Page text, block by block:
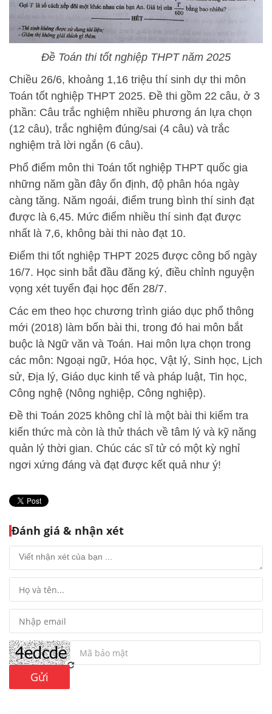
Đề Toán thi tốt nghiệp THPT năm 2025
Chiều 26/6, khoảng 1,16 triệu thí sinh dự thi môn
Toán tốt nghiệp THPT 2025. Đề thi gồm 22 câu, ở 3
phần: Câu trắc nghiệm nhiều phương án lựa chọn
(12 câu), trắc nghiệm đúng/sai (4 câu) và trắc
nghiệm trả lời ngắn (6 câu).
Phổ điểm môn thi Toán tốt nghiệp THPT quốc gia
những năm gần đây ổn định, độ phân hóa ngày
càng tăng. Năm ngoái, điểm trung bình thí sinh đạt
được là 6,45. Mức điểm nhiều thí sinh đạt được
nhất là 7,6, không bài thi nào đạt 10.
Điểm thi tốt nghiệp THPT 2025 được công bố ngày
16/7. Học sinh bắt đầu đăng ký, điều chỉnh nguyện
vọng xét tuyển đại học đến 28/7.
Các em theo học chương trình giáo dục phổ thông
mới (2018) làm bốn bài thi, trong đó hai môn bắt
buộc là Ngữ văn và Toán. Hai môn lựa chọn trong
các môn: Ngoại ngữ, Hóa học, Vật lý, Sinh học, Lịch
sử, Địa lý, Giáo dục kinh tế và pháp luật, Tin học,
Công nghệ (Nông nghiệp, Công nghiệp).
Đề thi Toán 2025 không chỉ là một bài thi kiểm tra
kiến thức mà còn là thử thách về tâm lý và kỹ năng
quản lý thời gian. Chúc các sĩ tử có một kỳ nghỉ
ngơi xứng đáng và đạt được kết quả như ý!
Đánh giá & nhận xét
Gửi